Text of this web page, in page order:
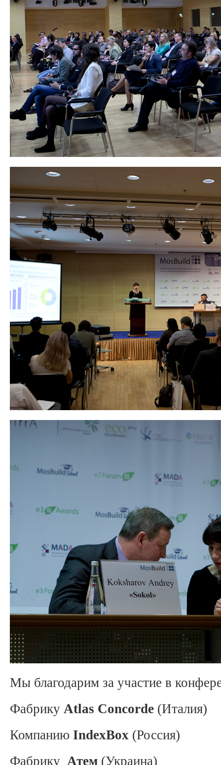
Мы благодарим за участие в
Фабрику Atlas Concorde (Италия)
Компанию IndexBox (Россия)
Фабрику Атем (Украина)